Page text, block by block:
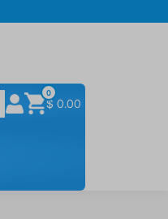
0
$ 0.00